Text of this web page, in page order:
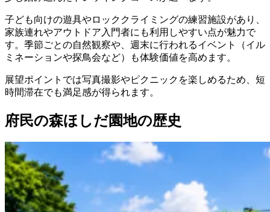
子ども向けの遊具やロッククライミングの練習施設があり、
家族連れやアウトドア入門者にも利用しやすい点が魅力で
す。季節ごとの自然観察や、週末に行われるイベント（イル
ミネーションや探鳥会など）も体験価値を高めます。
展望ポイントでは写真撮影やピクニックを楽しめるため、短
時間滞在でも満足感が得られます。
府民の森ほしだ園地の歴史